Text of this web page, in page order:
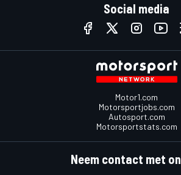
Social media
Motor1.com
Motorsportjobs.com
Autosport.com
Motorsportstats.com
Neem contact met